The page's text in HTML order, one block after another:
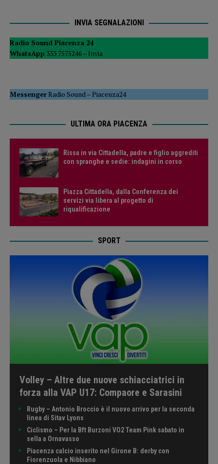
INVIA SEGNALAZIONI
Radio Sound Piacenza 24
WhatsApp 333 7575246 – Invia
MessengerRadio Sound –Piacenza24
ULTIMA ORA PIACENZA
Rissa in via Cittadella, padre e figlio aggrediti
con spranghe e sedie: indagini in corso
Piazza Cittadella, dalla Conferenza dei
servizi via libera al progetto di
riqualificazione
SPORT
Volley – Altre due nuove schiacciatrici in
forza alla VAP U17: Compaore e Sarasini
Rugby – Antonio Broccio è il nuovo arrivo per la seconda
linea di Sitav Lyons
Ciclismo – Per la Bft Burzoni VO2 Team Pink sabato in
sella a Ornavasso
Piacenza calcio inserito nel Girone B: derby con
Fiorenzuola e Nibbiano